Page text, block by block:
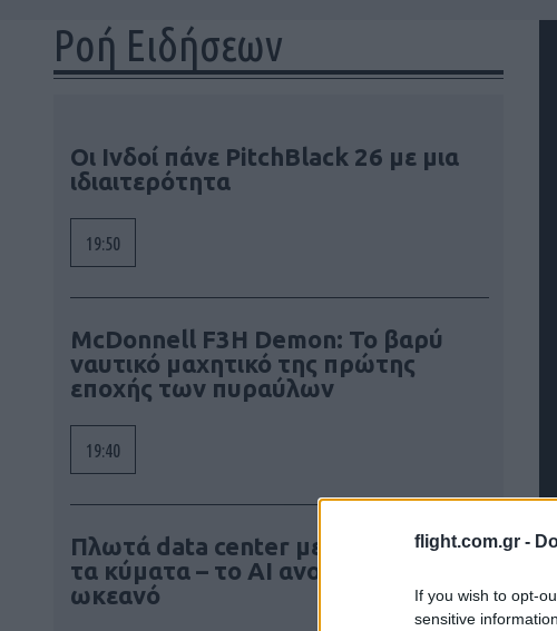
flight.com.gr -
If you wish to opt-
sensitive
Ροή Ειδήσεων
Οι Ινδοί πάνε PitchBlack 26 με μια
ιδιαιτερότητα
19:50
McDonnell F3H Demon: Το βαρύ
ναυτικό μαχητικό της πρώτης
εποχής των πυραύλων
19:40
Πλωτά data center με ενέργεια από
τα κύματα – το AI ανοίγεται στον
ωκεανό